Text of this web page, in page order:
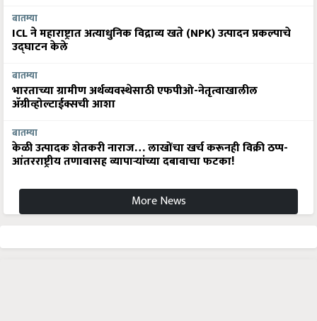
बातम्या
ICL ने महाराष्ट्रात अत्याधुनिक विद्राव्य खते (NPK) उत्पादन प्रकल्पाचे
उद्घाटन केले
बातम्या
भारताच्या ग्रामीण अर्थव्यवस्थेसाठी एफपीओ-नेतृत्वाखालील
अ‍ॅग्रीव्होल्टाईक्सची आशा
बातम्या
केळी उत्पादक शेतकरी नाराज… लाखोंचा खर्च करूनही विक्री ठप्प-
आंतरराष्ट्रीय तणावासह व्यापाऱ्यांच्या दबावाचा फटका!
More News